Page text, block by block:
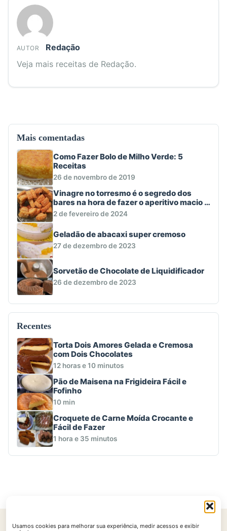
Usamos cookies para melhorar sua experiência, medir acessos e exibir
AUTOR
Redação
Veja mais receitas de Redação.
Mais comentadas
Como Fazer Bolo de Milho Verde: 5
Receitas
26 de novembro de 2019
Vinagre no torresmo é o segredo dos
bares na hora de fazer o aperitivo macio e
crocante
2 de fevereiro de 2024
Geladão de abacaxi super cremoso
27 de dezembro de 2023
Sorvetão de Chocolate de Liquidificador
26 de dezembro de 2023
Recentes
Torta Dois Amores Gelada e Cremosa
com Dois Chocolates
12 horas e 10 minutos
Pão de Maisena na Frigideira Fácil e
Fofinho
10 min
Croquete de Carne Moída Crocante e
Fácil de Fazer
1 hora e 35 minutos